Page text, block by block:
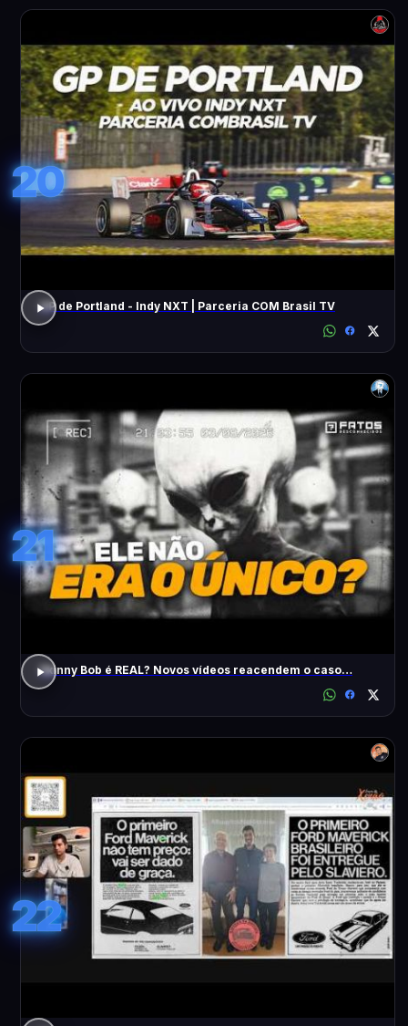
20
GP de Portland - Indy NXT | Parceria COM Brasil TV
21
Skinny Bob é REAL? Novos vídeos reacendem o caso…
22